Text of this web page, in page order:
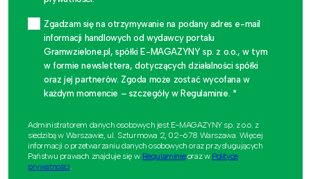
Zgadzam się na otrzymywanie na podany adres e-mail
informacji handlowych od wydawcy portalu
Gramwzielone.pl, spółki E-MAGAZYNY sp. z o.o., w tym
w formie newslettera, dotyczących działalności spółki
oraz jej partnerów. Zgoda może zostać wycofana w
każdym momencie – szczegóły w Regulaminie. *
Administratorem danych osobowych jest E-MAGAZYNY sp. z o.o. z
siedzibą w Warszawie, ul. Szturmowa 2, 02-678 Warszawa. Więcej
informacji o przetwarzaniu danych osobowych oraz przysługujących
Państwu prawach znajduje się w Regulaminieoraz w Polityce
prywatności